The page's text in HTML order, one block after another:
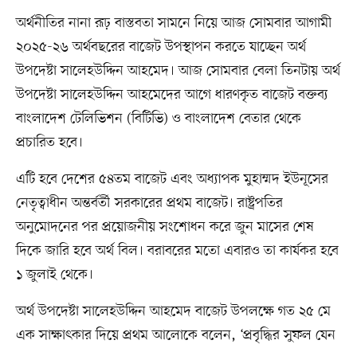
অর্থনীতির নানা রূঢ় বাস্তবতা সামনে নিয়ে আজ সোমবার আগামী
২০২৫-২৬ অর্থবছরের বাজেট উপস্থাপন করতে যাচ্ছেন অর্থ
উপদেষ্টা সালেহউদ্দিন আহমেদ। আজ সোমবার বেলা তিনটায় অর্থ
উপদেষ্টা সালেহউদ্দিন আহমেদের আগে ধারণকৃত বাজেট বক্তব্য
বাংলাদেশ টেলিভিশন (বিটিভি) ও বাংলাদেশ বেতার থেকে
প্রচারিত হবে।
এটি হবে দেশের ৫৪তম বাজেট এবং অধ্যাপক মুহাম্মদ ইউনূসের
নেতৃত্বাধীন অন্তর্বর্তী সরকারের প্রথম বাজেট। রাষ্ট্রপতির
অনুমোদনের পর প্রয়োজনীয় সংশোধন করে জুন মাসের শেষ
দিকে জারি হবে অর্থ বিল। বরাবরের মতো এবারও তা কার্যকর হবে
১ জুলাই থেকে।
অর্থ উপদেষ্টা সালেহউদ্দিন আহমেদ বাজেট উপলক্ষে গত ২৫ মে
এক সাক্ষাৎকার দিয়ে প্রথম আলোকে বলেন, ‘প্রবৃদ্ধির সুফল যেন